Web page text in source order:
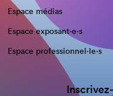
Espace médias
Espace exposant·e⋅s
Espace professionnel·le⋅s